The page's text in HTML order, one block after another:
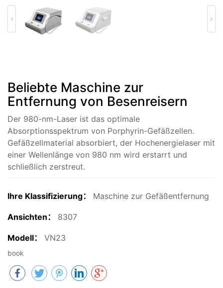
Beliebte Maschine zur
Entfernung von Besenreisern
Der 980-nm-Laser ist das optimale
Absorptionsspektrum von Porphyrin-Gefäßzellen.
Gefäßzellmaterial absorbiert, der Hochenergielaser mit
einer Wellenlänge von 980 nm wird erstarrt und
schließlich zerstreut.
Ihre Klassifizierung： Maschine zur Gefäßentfernung
Ansichten： 8307
Modell： VN23
book